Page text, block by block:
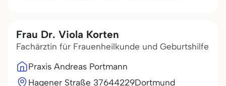
Frau Dr. Viola Korten
Fachärztin für Frauenheilkunde und Geburtshilfe
Praxis Andreas Portmann
Hagener Straße 37644229Dortmund